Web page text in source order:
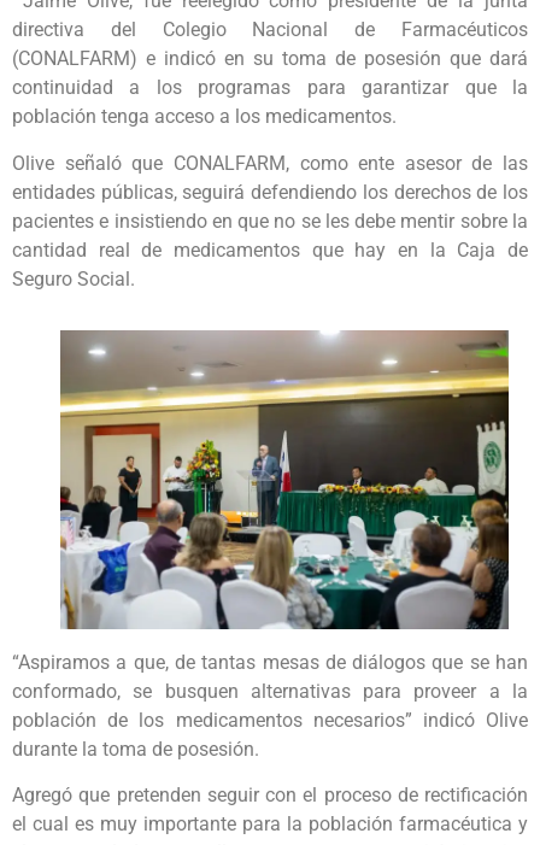
directiva del Colegio Nacional de Farmacéuticos
(CONALFARM) e indicó en su toma de posesión que dará
continuidad a los programas para garantizar que la
población tenga acceso a los medicamentos.
Olive señaló que CONALFARM, como ente asesor de las
entidades públicas, seguirá defendiendo los derechos de los
pacientes e insistiendo en que no se les debe mentir sobre la
cantidad real de medicamentos que hay en la Caja de
Seguro Social.
“Aspiramos a que, de tantas mesas de diálogos que se han
conformado, se busquen alternativas para proveer a la
población de los medicamentos necesarios” indicó Olive
durante la toma de posesión.
Agregó que pretenden seguir con el proceso de rectificación
el cual es muy importante para la población farmacéutica y